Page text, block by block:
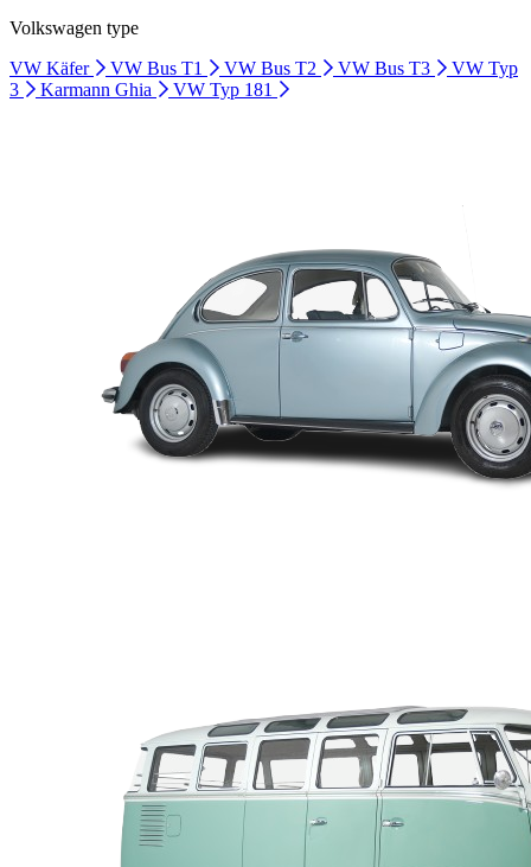
Volkswagen type
VW Käfer
VW Bus T1 VW Bus T2 VW Bus T3
VW Typ
3
Karmann Ghia VW Typ 181